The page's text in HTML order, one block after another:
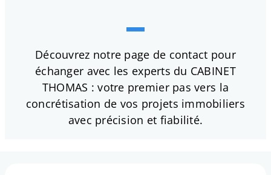
Découvrez notre page de contact pour
échanger avec les experts du CABINET
THOMAS : votre premier pas vers la
concrétisation de vos projets immobiliers
avec précision et fiabilité.